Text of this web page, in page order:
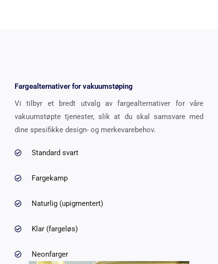
Fargealternativer for vakuumstøping
Vi tilbyr et bredt utvalg av fargealternativer for våre
vakuumstøpte tjenester, slik at du skal samsvare med
dine spesifikke design- og merkevarebehov.
Standard svart
Fargekamp
Naturlig (upigmentert)
Klar (fargeløs)
Neonfarger